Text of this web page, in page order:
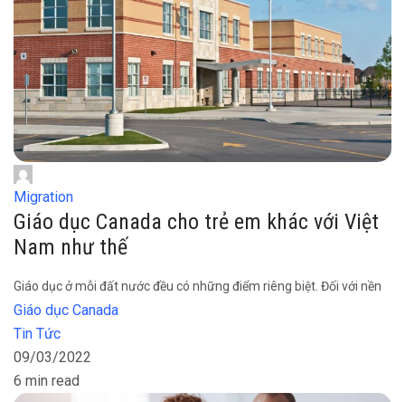
Migration
Giáo dục Canada cho trẻ em khác với Việt
Nam như thế
Giáo dục ở mỗi đất nước đều có những điểm riêng biệt. Đối với nền
Giáo dục Canada
Tin Tức
09/03/2022
6 min read